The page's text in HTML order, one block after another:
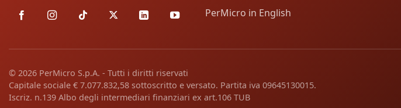
PerMicro in English
© 2026 PerMicro S.p.A. - Tutti i diritti riservati
Capitale sociale € 7.077.832,58 sottoscritto e versato. Partita iva 09645130015.
Iscriz. n.139 Albo degli intermediari finanziari ex art.106 TUB